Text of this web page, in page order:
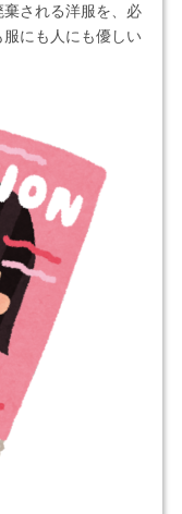
される洋服を、必
にも人にも優しい